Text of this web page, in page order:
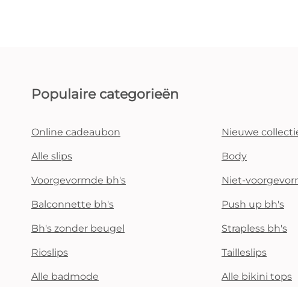
Populaire categorieën
Online cadeaubon Nieuwe
Alle slips Body
Voorgevormde bh's Niet-
Balconnette bh's Push up bh's
Bh's zonder beugel Strapless bh's
Rioslips Tailleslips
Alle badmode Alle bikini tops